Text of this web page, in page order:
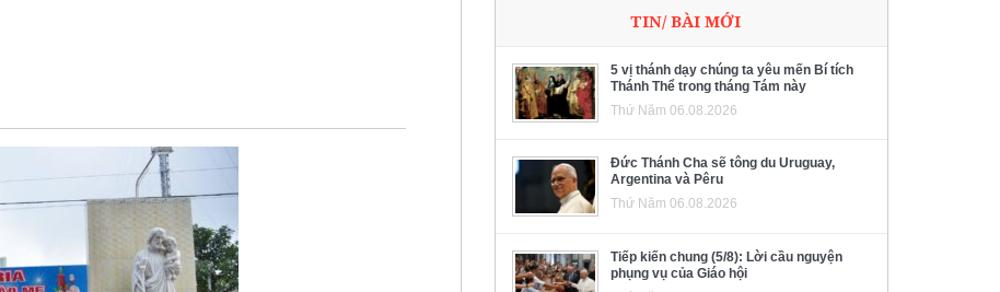
TIN/ BÀI MỚI
5 vị thánh dạy chúng ta yêu mến Bí tích
Thánh Thể trong tháng Tám này
Thứ Năm 06.08.2026
Đức Thánh Cha sẽ tông du Uruguay,
Argentina và Pêru
Thứ Năm 06.08.2026
Tiếp kiến chung (5/8): Lời cầu nguyện
phụng vụ của Giáo hội